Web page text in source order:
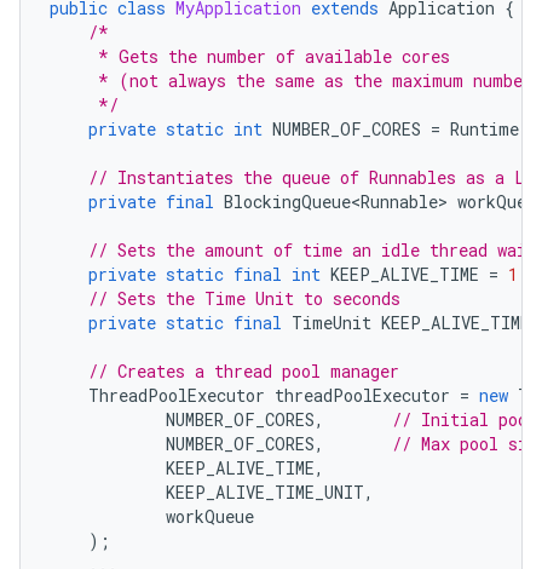
public class MyApplication extends Application {
/*
     * Gets the number of available cores
* (not always the same as the maximum number
     */
private static int NUMBER_OF_CORES = Runtime
// Instantiates the queue of Runnables as a
private final BlockingQueue<Runnable>
// Sets the amount of time an idle thread
private static final int KEEP_ALIVE_TIME = 1
// Sets the Time Unit to seconds
private static final TimeUnit
// Creates a thread pool manager
ThreadPoolExecutor threadPoolExecutor = new
NUMBER_OF_CORES,
// Initial pool
NUMBER_OF_CORES,
// Max pool
KEEP_ALIVE_TIME,
KEEP_ALIVE_TIME_UNIT,
workQueue
);